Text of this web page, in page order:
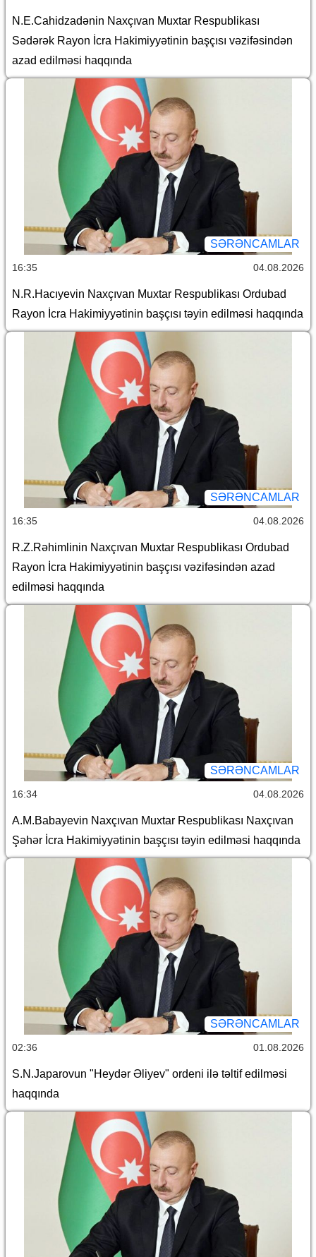
N.E.Cahidzadənin Naxçıvan Muxtar Respublikası
Sədərək Rayon İcra Hakimiyyətinin başçısı vəzifəsindən
azad edilməsi haqqında
SƏRƏNCAMLAR
16:35 04.08.2026
N.R.Hacıyevin Naxçıvan Muxtar Respublikası Ordubad
Rayon İcra Hakimiyyətinin başçısı təyin edilməsi haqqında
SƏRƏNCAMLAR
16:35 04.08.2026
R.Z.Rəhimlinin Naxçıvan Muxtar Respublikası Ordubad
Rayon İcra Hakimiyyətinin başçısı vəzifəsindən azad
edilməsi haqqında
SƏRƏNCAMLAR
16:34 04.08.2026
A.M.Babayevin Naxçıvan Muxtar Respublikası Naxçıvan
Şəhər İcra Hakimiyyətinin başçısı təyin edilməsi haqqında
SƏRƏNCAMLAR
02:36 01.08.2026
S.N.Japarovun "Heydər Əliyev" ordeni ilə təltif edilməsi
haqqında